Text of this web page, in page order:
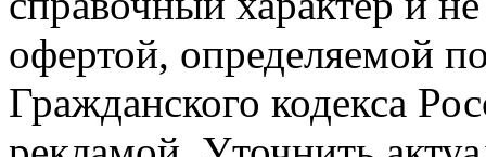
офертой, определяемой
Гражданского кодекса